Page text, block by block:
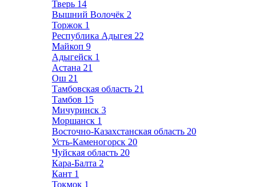
Тверь 14
Вышний Волочёк 2
Торжок 1
Республика Адыгея 22
Майкоп 9
Адыгейск 1
Астана 21
Ош 21
Тамбовская область 21
Тамбов 15
Мичуринск 3
Моршанск 1
Восточно-Казахстанская область 20
Усть-Каменогорск 20
Чуйская область 20
Кара-Балта 2
Кант 1
Токмок 1